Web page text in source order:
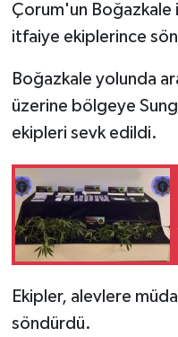
Çorum'un Boğazkale
itfaiye ekiplerince
Boğazkale yolunda
üzerine bölgeye
ekipleri sevk edildi.
Ekipler, alevlere
söndürdü.